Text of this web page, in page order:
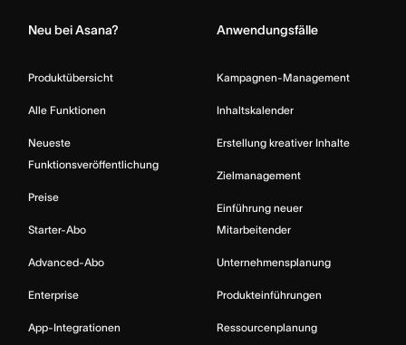
Neu bei Asana?
Produktübersicht
Alle Funktionen
Neueste
Funktionsveröffentlichung
Preise
Starter-Abo
Advanced-Abo
Enterprise
App-Integrationen
Anwendungsfälle
Kampagnen-Management
Inhaltskalender
Erstellung kreativer Inhalte
Zielmanagement
Einführung neuer
Mitarbeitender
Unternehmensplanung
Produkteinführungen
Ressourcenplanung